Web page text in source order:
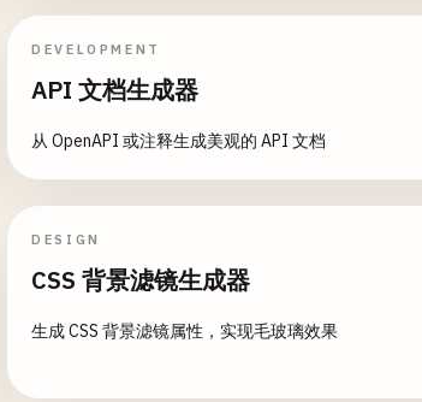
DEVELOPMENT
API 文档生成器
从 OpenAPI 或注释生成美观的 API 文档
DESIGN
CSS 背景滤镜生成器
生成 CSS 背景滤镜属性，实现毛玻璃效果